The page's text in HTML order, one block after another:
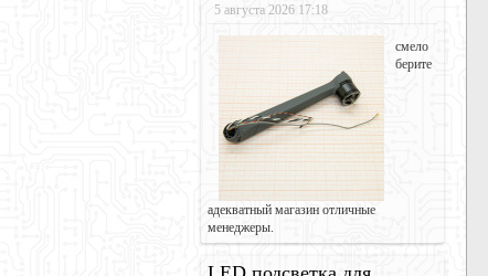
5 августа 2026 17:18
смело
берите
адекватный магазин отличные
менеджеры.